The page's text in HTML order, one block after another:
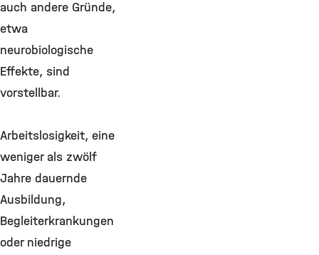
auch andere Gründe,
etwa
neurobiologische
Effekte, sind
vorstellbar.
Arbeitslosigkeit, eine
weniger als zwölf
Jahre dauernde
Ausbildung,
Begleiterkrankungen
oder niedrige